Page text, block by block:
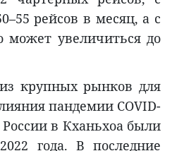
рейсов в месяц, а с
может увеличиться до
крупных рынков для
пандемии COVID-
в Кханьхоа были
года. В последние